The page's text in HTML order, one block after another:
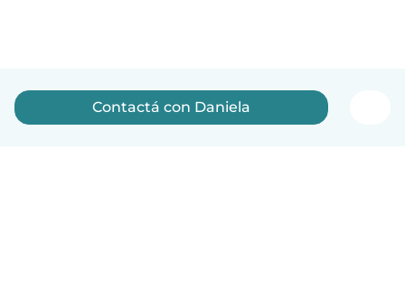
Contactá con Daniela